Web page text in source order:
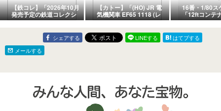
【鉄コレ】「2026年10月
発売予定の鉄道コレクシ
ョン(鉄道模型)新製品情
報！」
【カトー】「(HO) JR 電
気機関車 EF65 1118 (レ
インボー)＜1-307A＞」
鉄道模型HOゲージ(26年
版)
16番・1/80ス
「12ftコンテ
究-153
シェアする LINEする
はてブする
メールする